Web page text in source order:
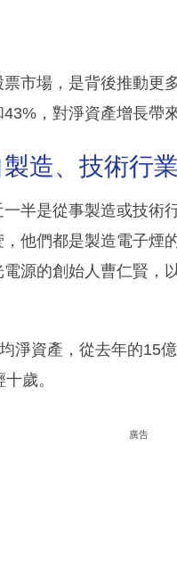
票市場，是背後推動
，對淨資產增長帶
造、技術行業
半是從事製造或技術
他們都是製造電子煙
源的創始人曹仁賢，
淨資產，從去年的15
歲。
廣告